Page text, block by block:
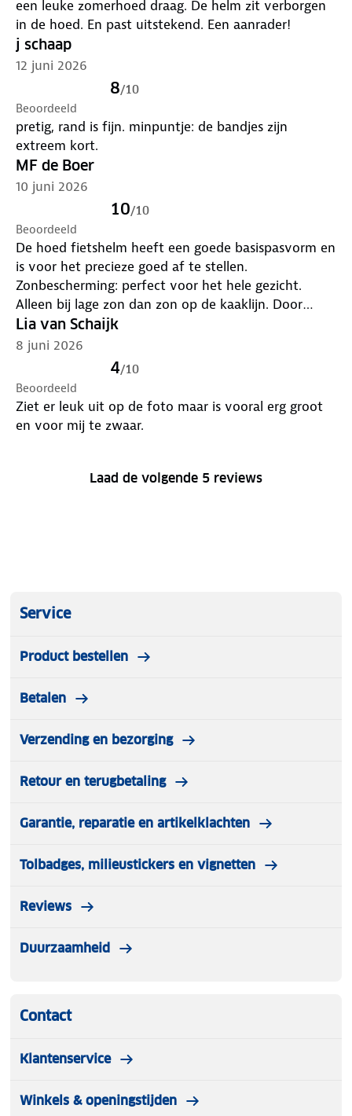
een leuke zomerhoed draag. De helm zit verborgen
in de hoed. En past uitstekend. Een aanrader!
j schaap
12 juni 2026
8/10
Beoordeeld
pretig, rand is fijn. minpuntje: de bandjes zijn
extreem kort.
MF de Boer
10 juni 2026
10/10
Beoordeeld
De hoed fietshelm heeft een goede basispasvorm en
is voor het precieze goed af te stellen.
Zonbescherming: perfect voor het hele gezicht.
Alleen bij lage zon dan zon op de kaaklijn. Door
schaduw van de hoedrand is een zonnebril minder
nodig. Wind: de hoedrand flapt niet omhoog
(uitgeprobeerd t/m windkracht 4). Vliegjes + mugjes
tijdens de fietstocht: de hoedrand kan bescherming
bieden voor je ogen door je hoofd iets te buigen. Al
met al: zeer tevreden.
Lia van Schaijk
8 juni 2026
4/10
Beoordeeld
Ziet er leuk uit op de foto maar is vooral erg groot
en voor mij te zwaar.
Laad de volgende 5 reviews
Service
Product bestellen
Betalen
Verzending en bezorging
Retour en terugbetaling
Garantie, reparatie en artikelklachten
Tolbadges, milieustickers en vignetten
Reviews
Duurzaamheid
Contact
Klantenservice
Winkels & openingstijden